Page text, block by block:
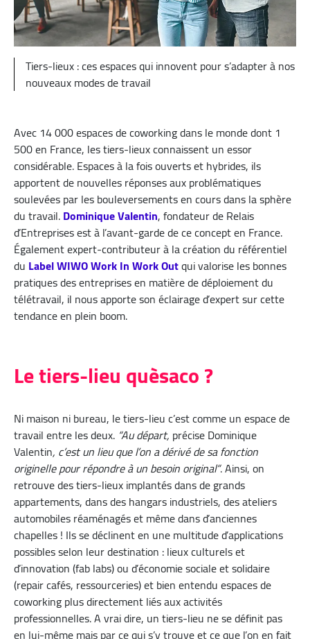
Tiers-lieux : ces espaces qui innovent pour s’adapter à nos
nouveaux modes de travail
Avec 14 000 espaces de coworking dans le monde dont 1
500 en France, les tiers-lieux connaissent un essor
considérable. Espaces à la fois ouverts et hybrides, ils
apportent de nouvelles réponses aux problématiques
soulevées par les bouleversements en cours dans la sphère
du travail.Dominique Valentin, fondateur de Relais
d’Entreprises est à l’avant-garde de ce concept en France.
Également expert-contributeur à la création du référentiel
du Label WIWO Work In Work Outqui valorise les bonnes
pratiques des entreprises en matière de déploiement du
télétravail, il nous apporte son éclairage d’expert sur cette
tendance en plein boom.
Le tiers-lieu quèsaco ?
Ni maison ni bureau, le tiers-lieu c’est comme un espace de
travail entre les deux. “Au départ, précise Dominique
Valentin, c’est un lieu que l’on a dérivé de sa fonction
originelle pour répondre à un besoin original“. Ainsi, on
retrouve des tiers-lieux implantés dans de grands
appartements, dans des hangars industriels, des ateliers
automobiles réaménagés et même dans d’anciennes
chapelles ! Ils se déclinent en une multitude d’applications
possibles selon leur destination : lieux culturels et
d’innovation (fab labs) ou d’économie sociale et solidaire
(repair cafés, ressourceries) et bien entendu espaces de
coworking plus directement liés aux activités
professionnelles. A vrai dire, un tiers-lieu ne se définit pas
en lui-même mais par ce qui s’y trouve et ce que l’on en fait